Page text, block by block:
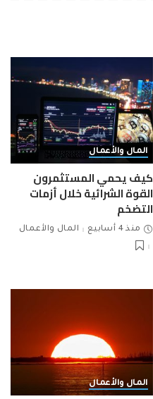
المال والأعمال
كيف يحمي المستثمرون
القوة الشرائية خلال أزمات
التضخم
منذ 4 أسابيع المال والأعمال
المال والأعمال